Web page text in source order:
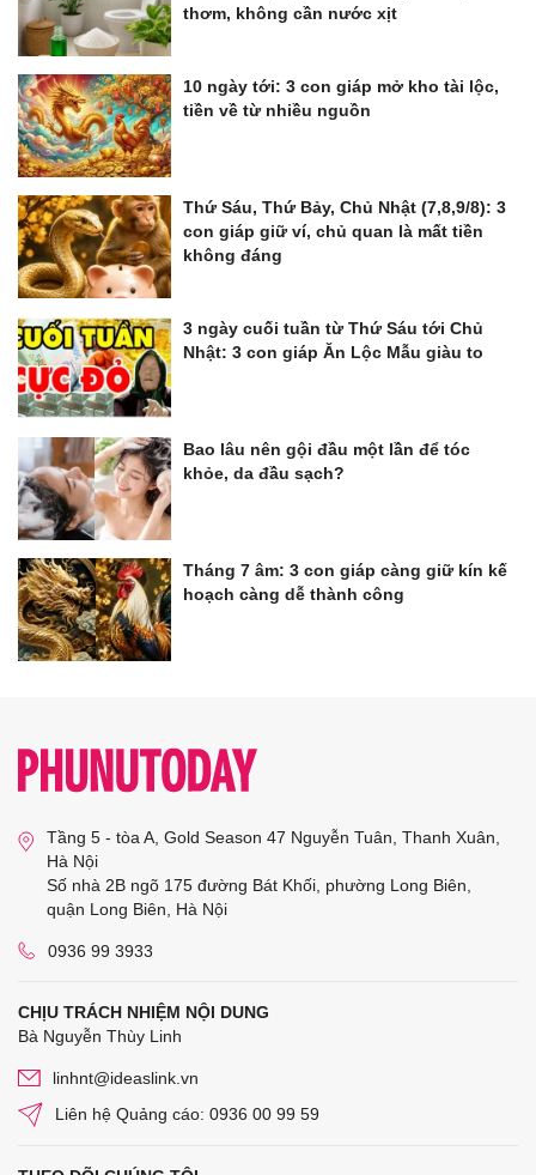
thơm, không cần nước xịt
10 ngày tới: 3 con giáp mở kho tài lộc,
tiền về từ nhiều nguồn
Thứ Sáu, Thứ Bảy, Chủ Nhật (7,8,9/8): 3
con giáp giữ ví, chủ quan là mất tiền
không đáng
3 ngày cuối tuần từ Thứ Sáu tới Chủ
Nhật: 3 con giáp Ăn Lộc Mẫu giàu to
Bao lâu nên gội đầu một lần để tóc
khỏe, da đầu sạch?
Tháng 7 âm: 3 con giáp càng giữ kín kế
hoạch càng dễ thành công
Tầng 5 - tòa A, Gold Season 47 Nguyễn Tuân, Thanh Xuân,
Hà Nội
Số nhà 2B ngõ 175 đường Bát Khối, phường Long Biên,
quận Long Biên, Hà Nội
0936 99 3933
CHỊU TRÁCH NHIỆM NỘI DUNG
Bà Nguyễn Thùy Linh
linhnt@ideaslink.vn
Liên hệ Quảng cáo: 0936 00 99 59